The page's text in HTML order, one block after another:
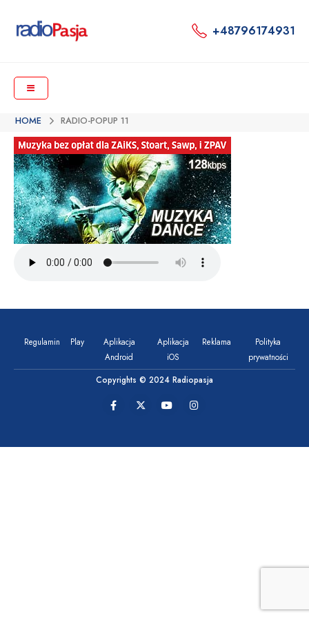
+48796174931
HOME RADIO-POPUP 11
Regulamin Play
Aplikacja
Android
Aplikacja
iOS
Reklama
Polityka
prywatności
Copyrights © 2024 Radiopasja